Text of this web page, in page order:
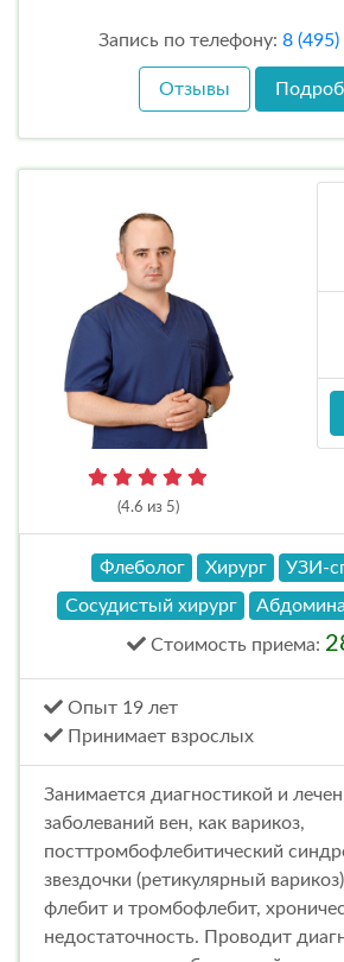
Запись по телефону: 8
Отзывы
(4.6 из 5)
Флеболог Хирург
УЗИ-
Сосудистый хирург
Стоимость приема:
Опыт 19 лет
Принимает взрослых
Занимается диагностикой и
заболеваний вен, как варикоз,
посттромбофлебитический
звездочки (ретикулярный
флебит и тромбофлебит,
недостаточность. Проводит